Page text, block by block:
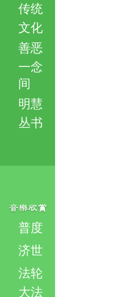
传统
文化
善恶
一念
间
明慧
丛书
普度
济世
法轮
大法